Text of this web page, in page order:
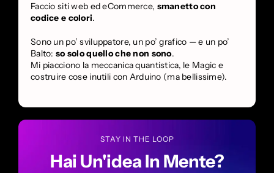
Faccio siti web ed eCommerce, smanetto con
codice e colori.
Sono un po’ sviluppatore, un po’ grafico — e un po’
Balto: so solo quello che non sono.
Mi piacciono la meccanica quantistica, le Magic e
costruire cose inutili con Arduino (ma bellissime).
STAY IN THE LOOP
Hai Un'idea In Mente?